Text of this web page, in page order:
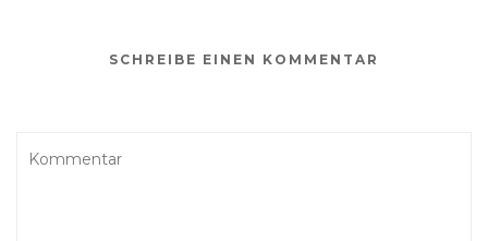
SCHREIBE EINEN KOMMENTAR